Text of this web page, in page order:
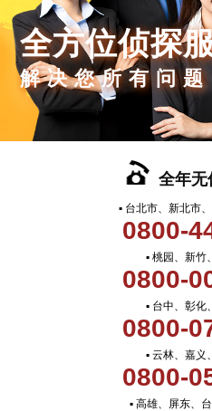
全方位侦探
解决您所有问题
全年无
▪ 台北市、新北市
0800-
▪ 桃园、新竹
0800-
▪ 台中、彰化
0800-
▪ 云林、嘉义
0800-
▪ 高雄、屏东、